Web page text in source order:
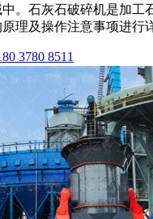
。石灰石破碎机是加工
理及操作注意事项进行
3780 8511